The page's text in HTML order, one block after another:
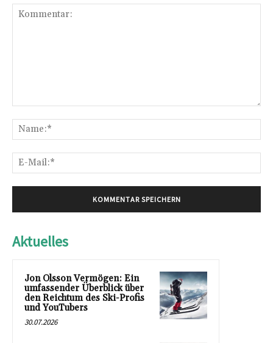
Aktuelles
Jon Olsson Vermögen: Ein
umfassender Überblick über
den Reichtum des Ski-Profis
und YouTubers
30.07.2026